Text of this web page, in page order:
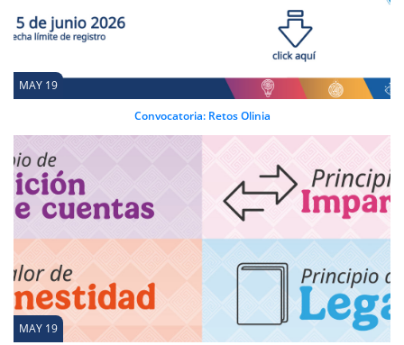
MAY 19
Convocatoria: Retos Olinia
MAY 19